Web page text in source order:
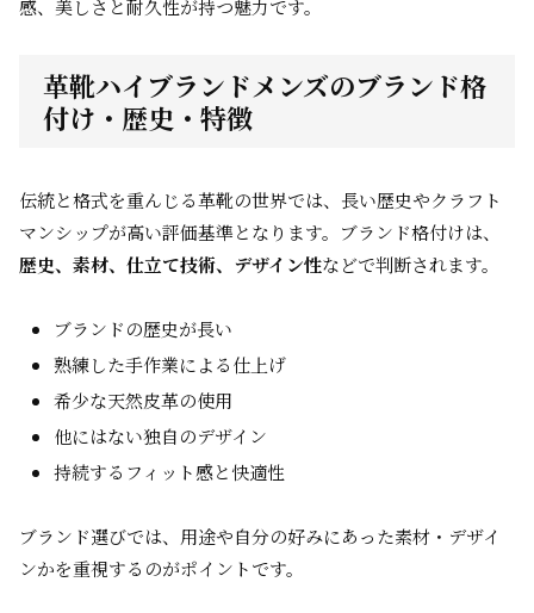
感、美しさと耐久性が持つ魅力です。
革靴ハイブランドメンズのブランド格
付け・歴史・特徴
伝統と格式を重んじる革靴の世界では、長い歴史やクラフト
マンシップが高い評価基準となります。ブランド格付けは、
歴史、素材、仕立て技術、デザイン性などで判断されます。
ブランドの歴史が長い
熟練した手作業による仕上げ
希少な天然皮革の使用
他にはない独自のデザイン
持続するフィット感と快適性
ブランド選びでは、用途や自分の好みにあった素材・デザイ
ンかを重視するのがポイントです。